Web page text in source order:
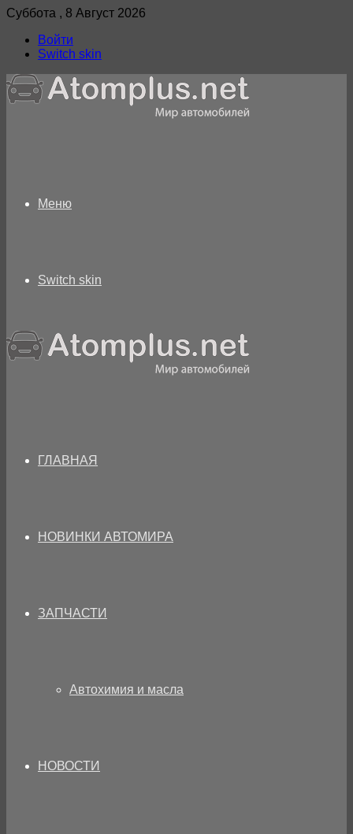
Суббота , 8 Август 2026
Войти
Switch skin
Меню
Switch skin
ГЛАВНАЯ
НОВИНКИ АВТОМИРА
ЗАПЧАСТИ
Автохимия и масла
НОВОСТИ